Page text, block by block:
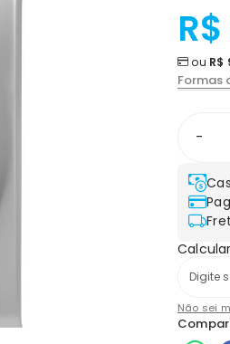
ou R$
Formas
-
Não sei